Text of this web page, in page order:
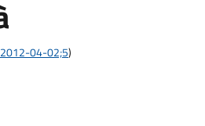
04-02;5)